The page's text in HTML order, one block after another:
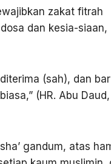
zakat fitrah
dan kesia-siaan,
(sah), dan
(HR. Abu
gandum, atas